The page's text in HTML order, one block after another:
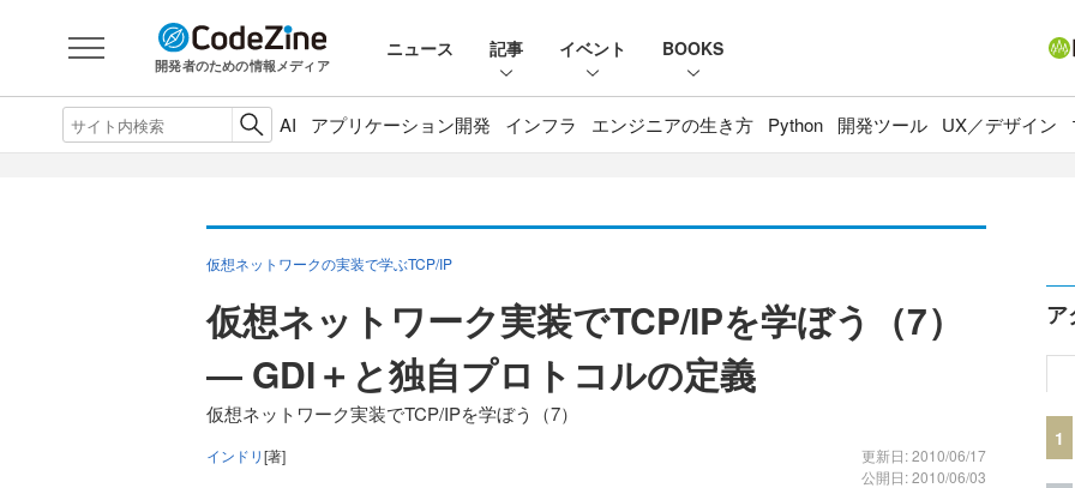
開発者のための情報メディア
ニュース 記事 イベント BOOKS
AI アプリケーション開発 インフラ エンジニアの生き方 Python 開発ツール UX／デザイン
仮想ネットワークの実装で学ぶTCP/IP
仮想ネットワーク実装でTCP/IPを学ぼう（7）
― GDI＋と独自プロトコルの定義
仮想ネットワーク実装でTCP/IPを学ぼう（7）
インドリ[著]
更新日: 2010/06/17
公開日: 2010/06/03
ア
1